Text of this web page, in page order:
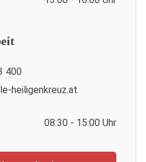
400
heiligenkreuz.at
08:30 - 15:00 Uhr